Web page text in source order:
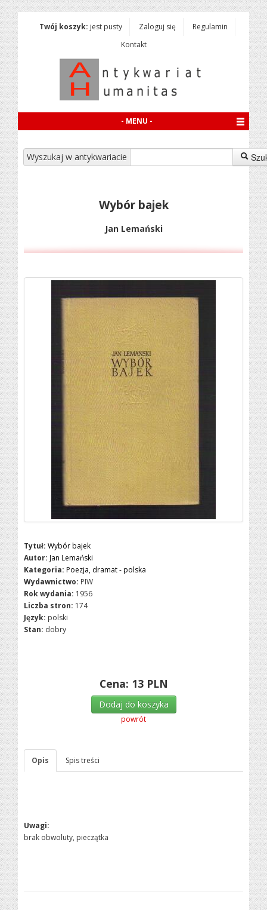
Twój koszyk: jest pusty Zaloguj się
Regulamin
Kontakt
- MENU -
Wyszukaj w antykwariacie
Wybór bajek
Jan Lemański
Tytuł: Wybór bajek
Autor: Jan Lemański
Kategoria: Poezja, dramat - polska
Wydawnictwo: PIW
Rok wydania: 1956
Liczba stron: 174
Język: polski
Stan: dobry
Cena: 13 PLN
Dodaj do koszyka
powrót
Opis Spis treści
Uwagi:
brak obwoluty, pieczątka